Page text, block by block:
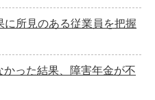
所見のある従業員を把握
った結果、障害年金が不